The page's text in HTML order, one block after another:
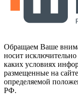
Обращаем Ваше
носит
каких условиях
размещенные на
определяемой
РФ.